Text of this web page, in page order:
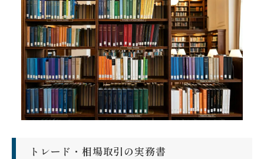
トレード・相場取引の実務書